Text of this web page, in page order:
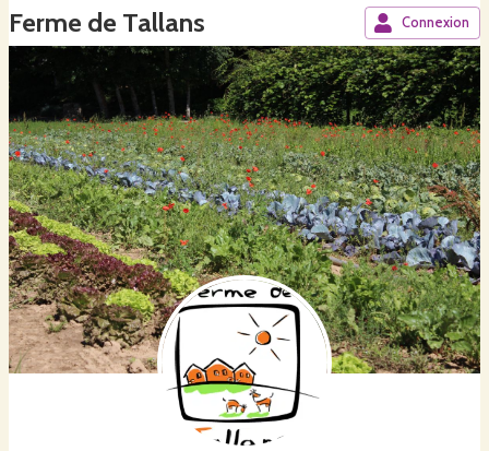
Ferme de Tallans Connexion